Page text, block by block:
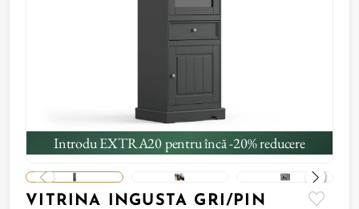
Introdu EXTRA20 pentru încă -20% reducere
VITRINA INGUSTA GRI/PIN